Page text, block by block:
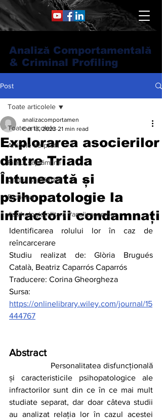
Analiză Comportamentală
& Criminal Profiling
Post
Toate articolele
Articole de profil
Filmul săptămânii
Cartea săptămânii
Dicționar
#psihologiemilitara #analizacompor
Toate articolele
Explorarea asocierilor
dintre Triada
Întunecată și
psihopatologie la
infractorii condamnați
analizacomportamen
Oct 13, 2023 21 min read
Identificarea rolului lor în caz de
reîncarcerare
Studiu realizat de: Glòria Brugués
Català, Beatriz Caparrós Caparrós
Traducere: Corina Gheorgheza
Sursa:
https://onlinelibrary.wiley.com/journal/15
444767
Abstract
și caracteristicile psihopatologice ale
infractorilor sunt din ce în ce mai mult
studiate separat, dar doar câteva studii
au analizat relația lor în cazul acestei